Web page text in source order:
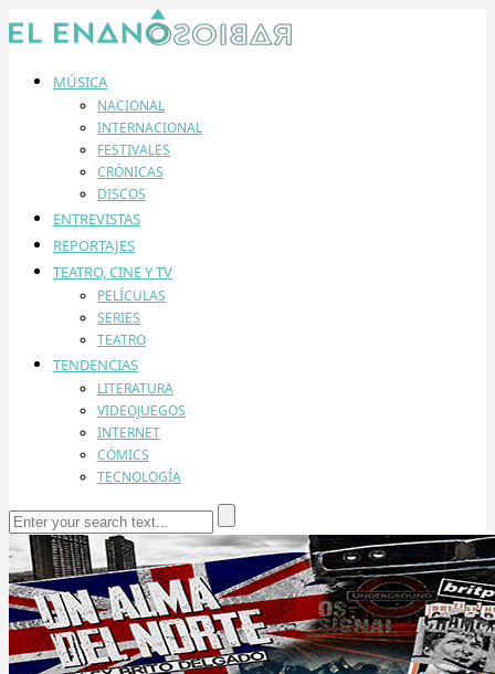
MÚSICA
NACIONAL
INTERNACIONAL
FESTIVALES
CRÓNICAS
DISCOS
ENTREVISTAS
REPORTAJES
TEATRO, CINE Y TV
PELÍCULAS
SERIES
TEATRO
TENDENCIAS
LITERATURA
VIDEOJUEGOS
INTERNET
CÓMICS
TECNOLOGÍA